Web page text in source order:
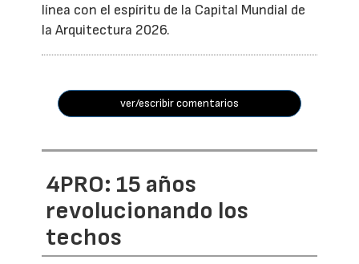
línea con el espíritu de la Capital Mundial de
la Arquitectura 2026.
ver/escribir comentarios
4PRO: 15 años
revolucionando los
techos